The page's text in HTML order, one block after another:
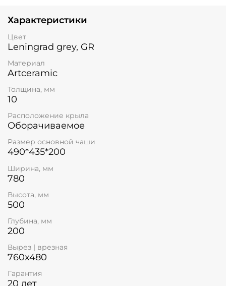
Характеристики
Цвет
Leningrad grey, GR
Материал
Artceramic
Толщина, мм
10
Расположение крыла
Оборачиваемое
Размер основной чаши
490*435*200
Ширина, мм
780
Высота, мм
500
Глубина, мм
200
Вырез | врезная
760x480
Гарантия
20 лет